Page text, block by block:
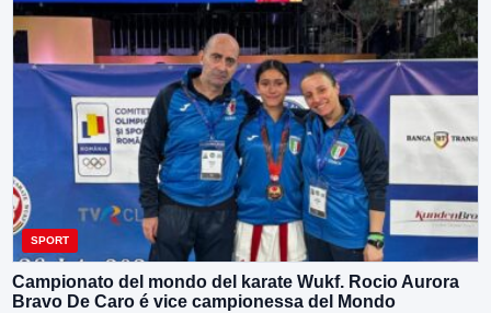
SPORT
Campionato del mondo del karate Wukf. Rocio Aurora
Bravo De Caro é vice campionessa del Mondo